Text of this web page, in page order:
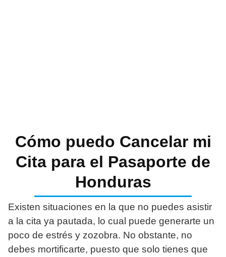
Cómo puedo Cancelar mi
Cita para el Pasaporte de
Honduras
Existen situaciones en la que no puedes asistir
a la cita ya pautada, lo cual puede generarte un
poco de estrés y zozobra. No obstante, no
debes mortificarte, puesto que solo tienes que